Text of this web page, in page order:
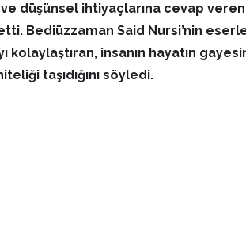
ve düşünsel ihtiyaçlarına cevap
Bediüzzaman Said Nursi’nin
insanın hayatın
taşıdığını söyledi.